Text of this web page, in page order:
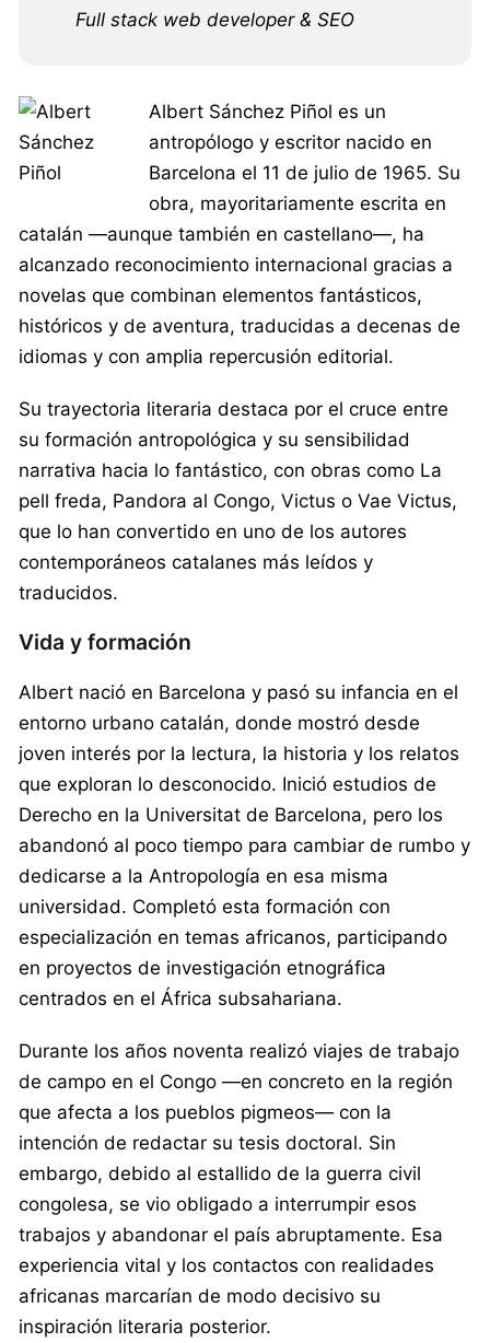
Full stack web developer & SEO
Albert Sánchez Piñol es un
antropólogo y escritor nacido en
Barcelona el 11 de julio de 1965. Su
obra, mayoritariamente escrita en
catalán —aunque también en castellano—, ha
alcanzado reconocimiento internacional gracias a
novelas que combinan elementos fantásticos,
históricos y de aventura, traducidas a decenas de
idiomas y con amplia repercusión editorial.
Su trayectoria literaria destaca por el cruce entre
su formación antropológica y su sensibilidad
narrativa hacia lo fantástico, con obras como La
pell freda, Pandora al Congo, Victus o Vae Victus,
que lo han convertido en uno de los autores
contemporáneos catalanes más leídos y
traducidos.
Vida y formación
Albert nació en Barcelona y pasó su infancia en el
entorno urbano catalán, donde mostró desde
joven interés por la lectura, la historia y los relatos
que exploran lo desconocido. Inició estudios de
Derecho en la Universitat de Barcelona, pero los
abandonó al poco tiempo para cambiar de rumbo y
dedicarse a la Antropología en esa misma
universidad. Completó esta formación con
especialización en temas africanos, participando
en proyectos de investigación etnográfica
centrados en el África subsahariana.
Durante los años noventa realizó viajes de trabajo
de campo en el Congo —en concreto en la región
que afecta a los pueblos pigmeos— con la
intención de redactar su tesis doctoral. Sin
embargo, debido al estallido de la guerra civil
congolesa, se vio obligado a interrumpir esos
trabajos y abandonar el país abruptamente. Esa
experiencia vital y los contactos con realidades
africanas marcarían de modo decisivo su
inspiración literaria posterior.